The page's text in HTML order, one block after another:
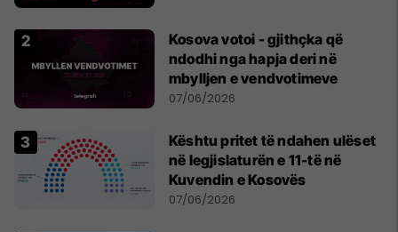
Kosova votoi - gjithçka që
ndodhi nga hapja deri në
mbylljen e vendvotimeve
07/06/2026
Kështu pritet të ndahen ulëset
në legjislaturën e 11-të në
Kuvendin e Kosovës
07/06/2026